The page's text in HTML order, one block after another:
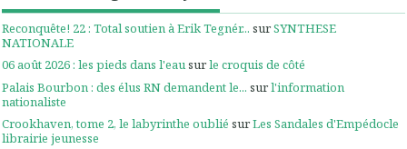
Reconquête! 22 : Total soutien à Erik Tegnér... surSYNTHESE
NATIONALE
06 août 2026 : les pieds dans l'eausurle croquis de côté
Palais Bourbon : des élus RN demandent le... surl'information
nationaliste
Crookhaven, tome 2, le labyrinthe oublié surLes Sandales d'Empédocle
librairie jeunesse